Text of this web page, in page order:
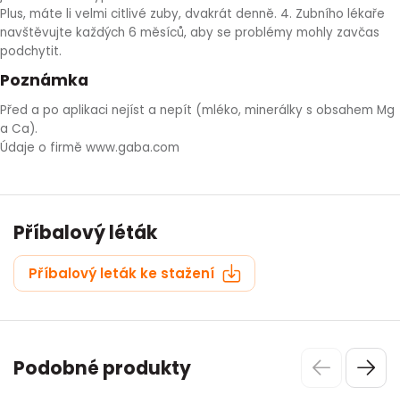
Plus, máte li velmi citlivé zuby, dvakrát denně. 4. Zubního lékaře
navštěvujte každých 6 měsíců, aby se problémy mohly zavčas
podchytit.
Poznámka
Před a po aplikaci nejíst a nepít (mléko, minerálky s obsahem Mg
a Ca).
Údaje o firmě www.gaba.com
Příbalový léták
Příbalový leták ke stažení
Podobné produkty